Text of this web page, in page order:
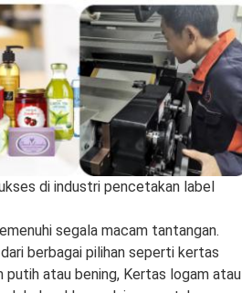
di industri pencetakan label
segala macam tantangan.
berbagai pilihan seperti kertas
atau bening, Kertas logam atau